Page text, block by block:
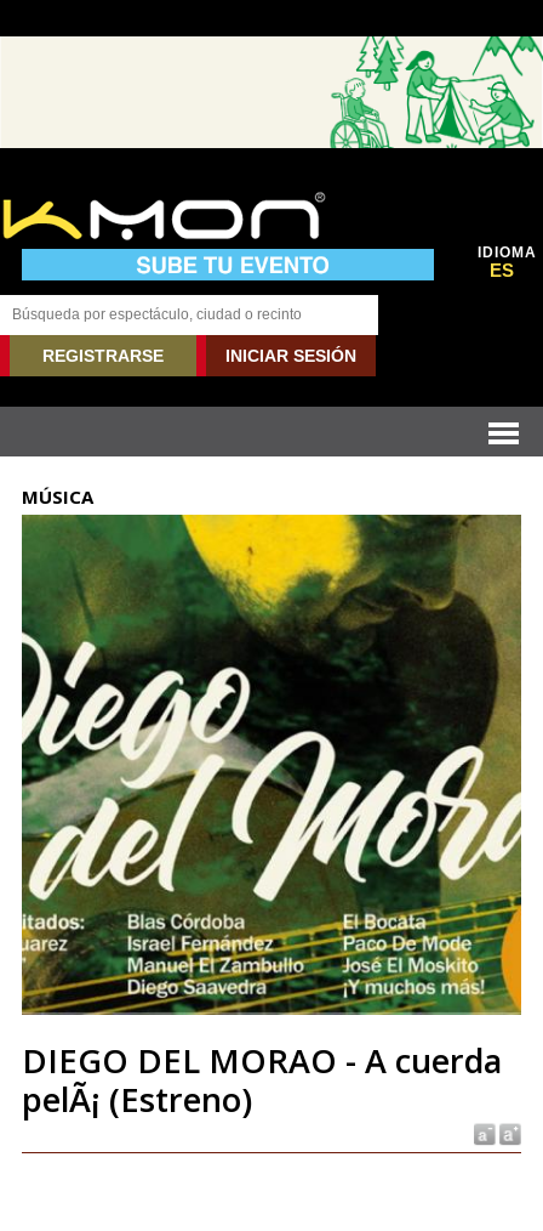
IDIOMA
ES
REGISTRARSE INICIAR SESIÓN
MÚSICA
DIEGO DEL MORAO - A cuerda
pelÃ¡ (Estreno)